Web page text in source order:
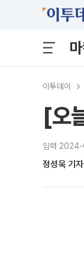
이투데이
[오
입력
정성욱 기자